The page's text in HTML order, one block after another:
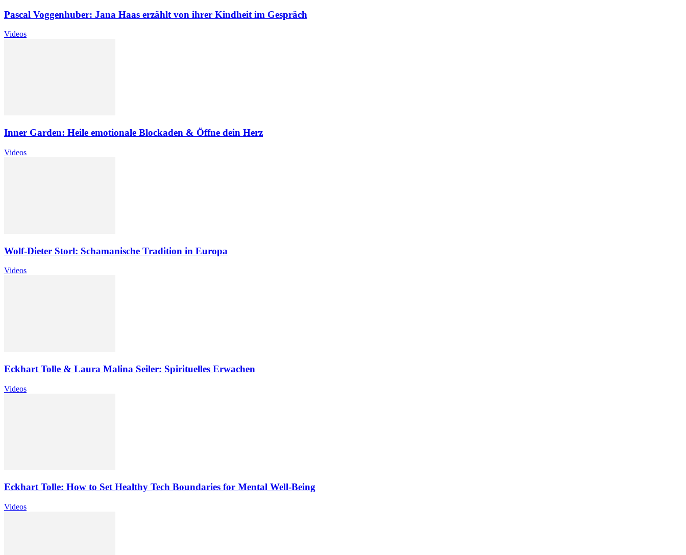
Pascal Voggenhuber: Jana Haas erzählt von ihrer Kindheit im Gespräch
Videos
Inner Garden: Heile emotionale Blockaden & Öffne dein Herz
Videos
Wolf-Dieter Storl: Schamanische Tradition in Europa
Videos
Eckhart Tolle & Laura Malina Seiler: Spirituelles Erwachen
Videos
Eckhart Tolle: How to Set Healthy Tech Boundaries for Mental Well-Being
Videos